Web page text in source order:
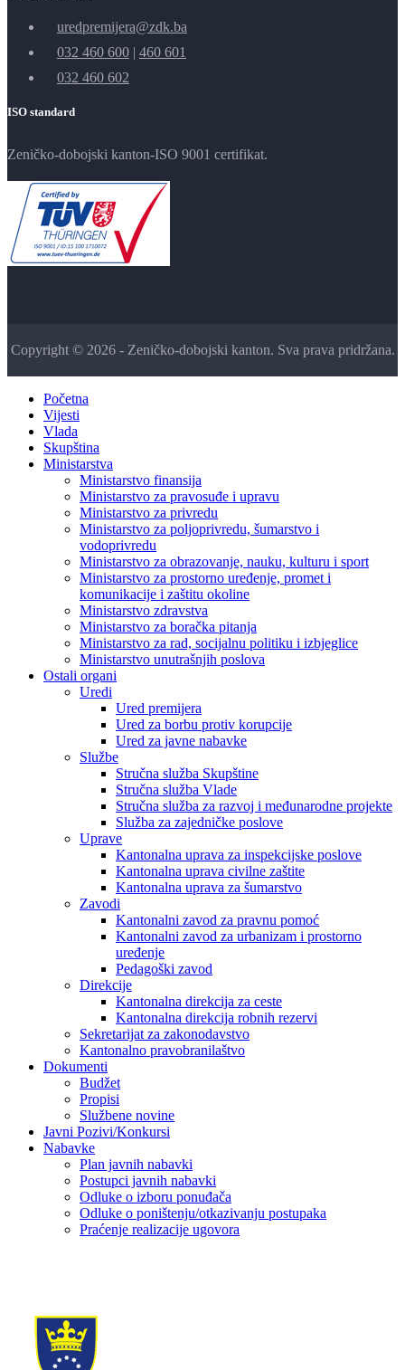
uredpremijera@zdk.ba
032 460 600 | 460 601
032 460 602
ISO standard
Zeničko-dobojski kanton-ISO 9001 certifikat.
Copyright © 2026 - Zeničko-dobojski kanton. Sva prava pridržana.
Početna
Vijesti
Vlada
Skupština
Ministarstva
Ministarstvo finansija
Ministarstvo za pravosuđe i upravu
Ministarstvo za privredu
Ministarstvo za poljoprivredu, šumarstvo i
vodoprivredu
Ministarstvo za obrazovanje, nauku, kulturu i sport
Ministarstvo za prostorno uređenje, promet i
komunikacije i zaštitu okoline
Ministarstvo zdravstva
Ministarstvo za boračka pitanja
Ministarstvo za rad, socijalnu politiku i izbjeglice
Ministarstvo unutrašnjih poslova
Ostali organi
Uredi
Ured premijera
Ured za borbu protiv korupcije
Ured za javne nabavke
Službe
Stručna služba Skupštine
Stručna služba Vlade
Stručna služba za razvoj i međunarodne projekte
Služba za zajedničke poslove
Uprave
Kantonalna uprava za inspekcijske poslove
Kantonalna uprava civilne zaštite
Kantonalna uprava za šumarstvo
Zavodi
Kantonalni zavod za pravnu pomoć
Kantonalni zavod za urbanizam i prostorno
uređenje
Pedagoški zavod
Direkcije
Kantonalna direkcija za ceste
Kantonalna direkcija robnih rezervi
Sekretarijat za zakonodavstvo
Kantonalno pravobranilaštvo
Dokumenti
Budžet
Propisi
Službene novine
Javni Pozivi/Konkursi
Nabavke
Plan javnih nabavki
Postupci javnih nabavki
Odluke o izboru ponuđača
Odluke o poništenju/otkazivanju postupaka
Praćenje realizacije ugovora